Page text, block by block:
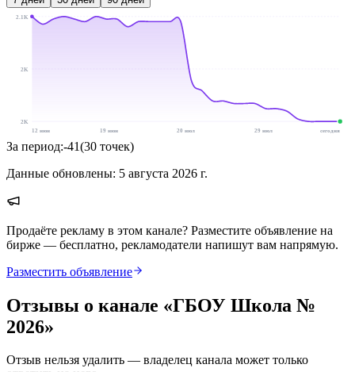
2.1K
2K
2K
12 июн
19 июн 20 июл 29 июл сегодня
За период:-41(30 точек)
Данные обновлены: 5 августа 2026 г.
Продаёте рекламу в этом канале? Разместите объявление на
бирже — бесплатно, рекламодатели напишут вам напрямую.
Разместить объявление
Отзывы о канале «ГБОУ Школа №
2026»
Отзыв нельзя удалить — владелец канала может только